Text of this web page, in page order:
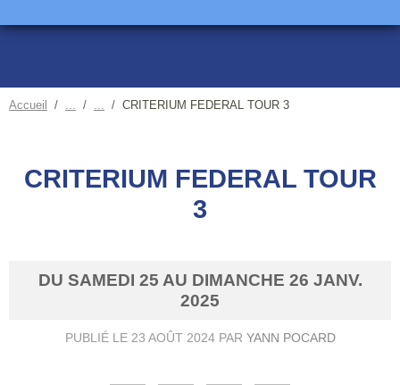
Accueil CRITERIUM FEDERAL TOUR 3
CRITERIUM FEDERAL TOUR
3
DU SAMEDI 25 AU DIMANCHE 26 JANV.
2025
PUBLIÉ LE 23 AOÛT 2024PAR YANN POCARD